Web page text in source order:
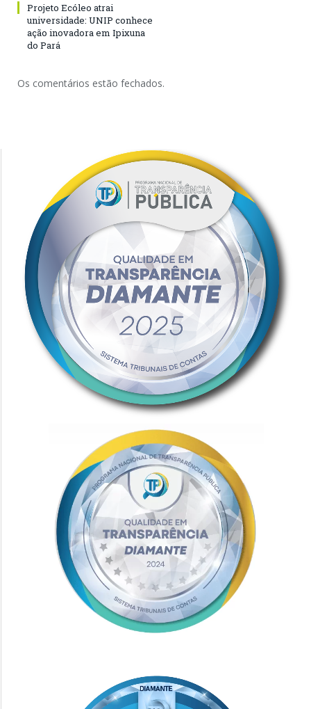
Projeto Ecóleo atrai
universidade: UNIP conhece
ação inovadora em Ipixuna
do Pará
Os comentários estão fechados.